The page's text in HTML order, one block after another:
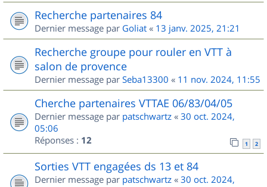
Recherche partenaires 84
Dernier message par Goliat « 13 janv. 2025, 21:21
Recherche groupe pour rouler en VTT à
salon de provence
Dernier message par Seba13300 « 11 nov. 2024, 11:55
Cherche partenaires VTTAE 06/83/04/05
Dernier message par patschwartz « 30 oct. 2024,
05:06
Réponses : 12 1 2
Sorties VTT engagées ds 13 et 84
Dernier message par patschwartz « 30 oct. 2024,